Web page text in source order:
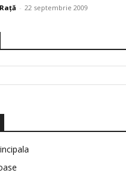
- 22 septembrie 2009